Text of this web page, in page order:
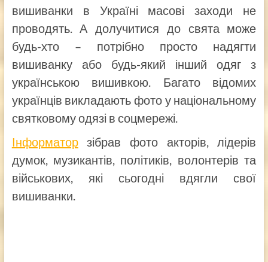
вишиванки в Україні масові заходи не
проводять. А долучитися до свята може
будь-хто – потрібно просто надягти
вишиванку або будь-який інший одяг з
українською вишивкою. Багато відомих
українців викладають фото у національному
святковому одязі в соцмережі.
Інформаторзібрав фото акторів, лідерів
думок, музикантів, політиків, волонтерів та
військових, які сьогодні вдягли свої
вишиванки.